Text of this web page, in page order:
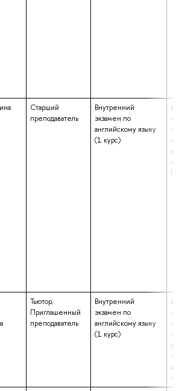
Старший
преподаватель
Внутренний
экзамен по
английскому языку
(1 курс)
–
Тьютор;
Приглашенный
преподаватель
Внутренний
экзамен по
английскому языку
(1 курс)
–